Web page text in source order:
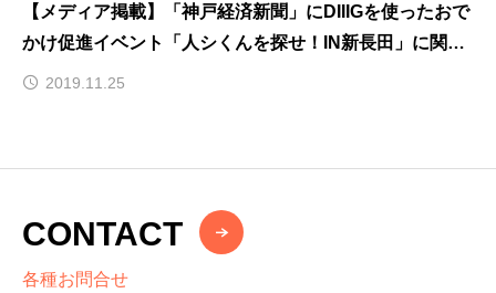
【メディア掲載】「神戸経済新聞」にDIIIGを使ったおで
かけ促進イベント「人シくんを探せ！IN新長田」に関す
る記事が掲載されました
2019.11.25
CONTACT
各種お問合せ